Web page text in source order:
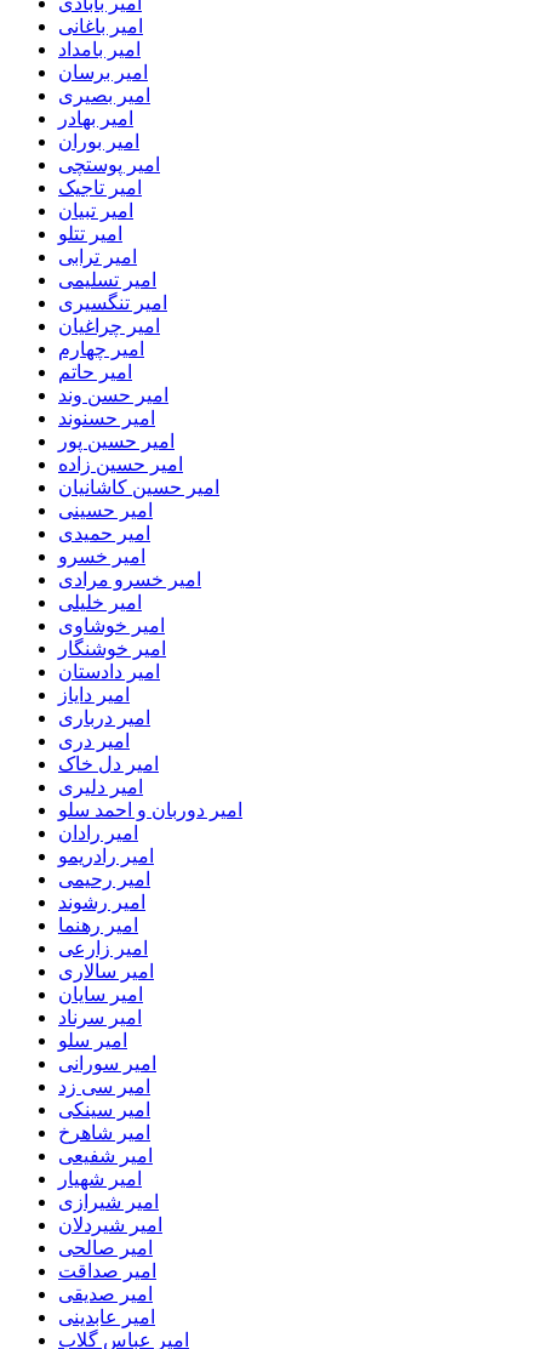
امیر باغانی
امیر بامداد
امیر برسان
امیر بصیری
امیر بهادر
امیر بوران
امیر پوستچی
امیر تاجیک
امیر تبیان
امیر تتلو
امیر ترابی
امیر تسلیمی
امیر تنگسیری
امیر چراغیان
امیر چهارم
امیر حاتم
امیر حسن وند
امیر حسنوند
امیر حسین پور
امیر حسین زاده
امیر حسین کاشانیان
امیر حسینی
امیر حمیدی
امیر خسرو
امیر خسرو مرادی
امیر خلیلی
امیر خوشاوی
امیر خوشنگار
امیر دادستان
امیر دایاز
امیر درباری
امیر دری
امیر دل خاک
امیر دلیری
امیر دوربان و احمد سلو
امیر رادان
امیر رادریمو
امیر رحیمی
امیر رشوند
امیر رهنما
امیر زارعی
امیر سالاری
امیر سایان
امیر سرناد
امیر سلو
امیر سورانی
امیر سی زد
امیر سینکی
امیر شاهرخ
امیر شفیعی
امیر شهیار
امیر شیرازی
امیر شیردلان
امیر صالحی
امیر صداقت
امیر صدیقی
امیر عابدینی
امیر عباس گلاب